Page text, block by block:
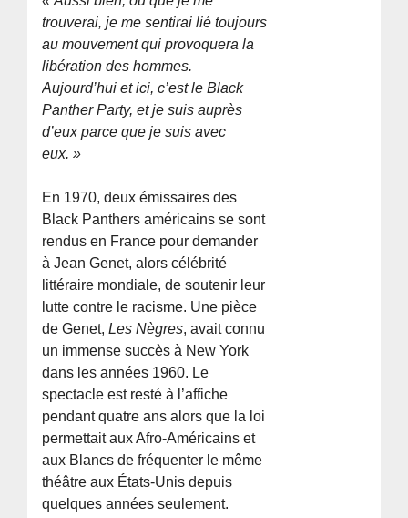
trouverai, je me sentirai lié toujours
au mouvement qui provoquera la
libération des hommes.
Aujourd’hui et ici, c’est le Black
Panther Party, et je suis auprès
d’eux parce que je suis avec
eux. »
En 1970, deux émissaires des
Black Panthers américains se sont
rendus en France pour demander
à Jean Genet, alors célébrité
littéraire mondiale, de soutenir leur
lutte contre le racisme. Une pièce
de Genet,Les Nègres, avait connu
un immense succès à New York
dans les années 1960. Le
spectacle est resté à l’affiche
pendant quatre ans alors que la loi
permettait aux Afro-Américains et
aux Blancs de fréquenter le même
théâtre aux États-Unis depuis
quelques années seulement.